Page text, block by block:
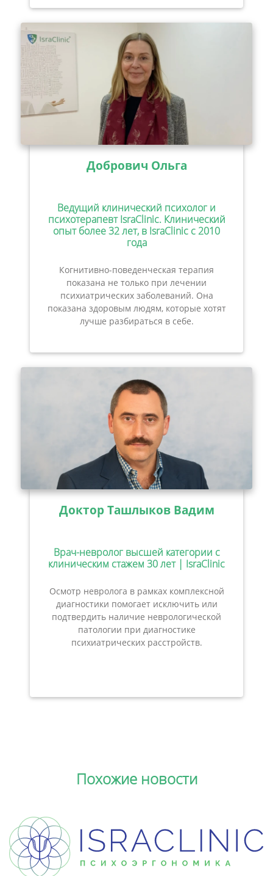
Добрович Ольга
Ведущий клинический психолог и
психотерапевт IsraClinic. Клинический
опыт более 32 лет, в IsraClinic с 2010
года
Когнитивно-поведенческая терапия
показана не только при лечении
психиатрических заболеваний. Она
показана здоровым людям, которые хотят
лучше разбираться в себе.
Доктор Ташлыков Вадим
Врач-невролог высшей категории с
клиническим стажем 30 лет | IsraClinic
Осмотр невролога в рамках комплексной
диагностики помогает исключить или
подтвердить наличие неврологической
патологии при диагностике
психиатрических расстройств.
Похожие новости